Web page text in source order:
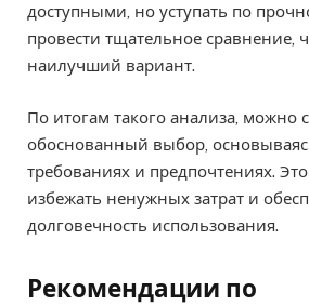
доступными, но уступать по
провести тщательное сравнение,
наилучший вариант.
По итогам такого анализа, можно
обоснованный выбор,
требованиях и предпочтениях.
избежать ненужных затрат и
долговечность использования.
Рекомендации по